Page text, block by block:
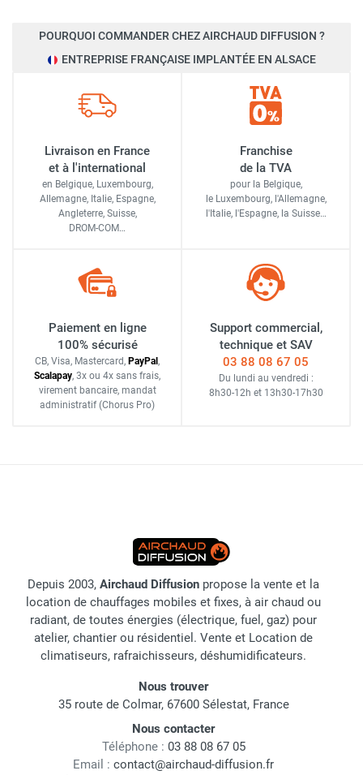
POURQUOI COMMANDER CHEZ AIRCHAUD DIFFUSION ?
ENTREPRISE FRANÇAISE IMPLANTÉE EN ALSACE
Livraison en France
et à l'international
en Belgique, Luxembourg,
Allemagne, Italie, Espagne,
Angleterre, Suisse,
DROM-COM…
Franchise
de la TVA
pour la Belgique,
le Luxembourg, l'Allemagne,
l'Italie, l'Espagne, la Suisse…
Paiement en ligne
100% sécurisé
CB, Visa, Mastercard, PayPal ,
Scalapay, 3x ou 4x sans frais,
virement bancaire, mandat
administratif (Chorus Pro)
Support commercial,
technique et SAV
03 88 08 67 05
Du lundi au vendredi :
8h30-12h et 13h30-17h30
Depuis 2003, Airchaud Diffusion propose la vente et la
location de chauffages mobiles et fixes, à air chaud ou
radiant, de toutes énergies (électrique, fuel, gaz) pour
atelier, chantier ou résidentiel. Vente et Location de
climatiseurs, rafraichisseurs, déshumidificateurs.
Nous trouver
35 route de Colmar, 67600 Sélestat, France
Nous contacter
Téléphone : 03 88 08 67 05
Email : contact@airchaud-diffusion.fr